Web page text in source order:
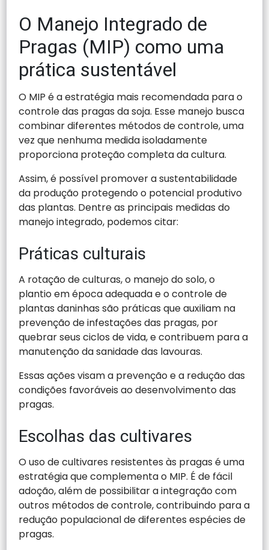
O Manejo Integrado de
Pragas (MIP) como uma
prática sustentável
O MIP é a estratégia mais recomendada para o
controle das pragas da soja. Esse manejo busca
combinar diferentes métodos de controle, uma
vez que nenhuma medida isoladamente
proporciona proteção completa da cultura.
Assim, é possível promover a sustentabilidade
da produção protegendo o potencial produtivo
das plantas. Dentre as principais medidas do
manejo integrado, podemos citar:
Práticas culturais
A rotação de culturas, o manejo do solo, o
plantio em época adequada e o controle de
plantas daninhas são práticas que auxiliam na
prevenção de infestações das pragas, por
quebrar seus ciclos de vida, e contribuem para a
manutenção da sanidade das lavouras.
Essas ações visam a prevenção e a redução das
condições favoráveis ao desenvolvimento das
pragas.
Escolhas das cultivares
O uso de cultivares resistentes às pragas é uma
estratégia que complementa o MIP. É de fácil
adoção, além de possibilitar a integração com
outros métodos de controle, contribuindo para a
redução populacional de diferentes espécies de
pragas.